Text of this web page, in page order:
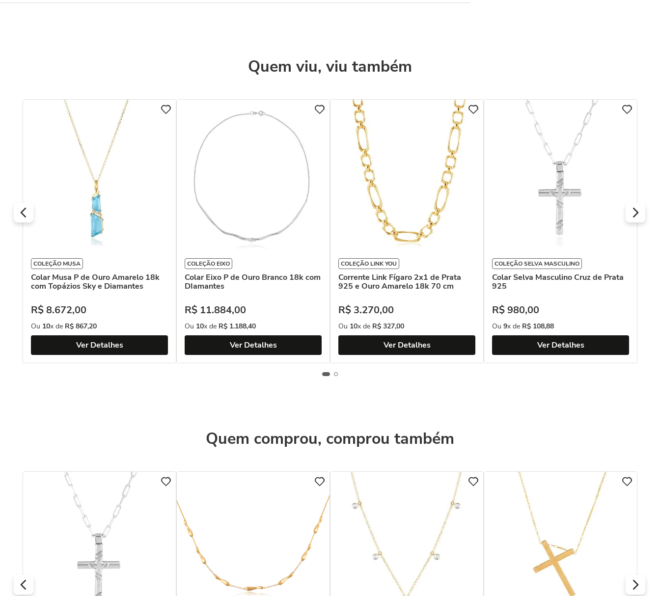
Quem viu, viu também
COLEÇÃO MUSA
Colar Musa P de Ouro Amarelo 18k
com Topázios Sky e Diamantes
R$8.672,00
Ou 10x de R$ 867,20
Ver Detalhes
COLEÇÃO EIXO
Colar Eixo P de Ouro Branco 18k com
DIamantes
R$ 11.884,00
Ou 10x de R$ 1.188,40
Ver Detalhes
COLEÇÃO LINK YOU
Corrente Link Fígaro 2x1 de Prata
925 e Ouro Amarelo 18k 70 cm
R$ 3.270,00
Ou 10x de R$ 327,00
Ver Detalhes
COLEÇÃO SELVA MASCULINO
Colar Selva Masculino Cruz de Prata
925
R$980,00
Ou 9x de R$ 108,88
Ver Detalhes
Quem comprou, comprou também